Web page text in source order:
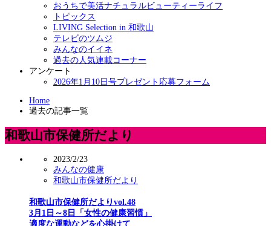
おうちで美活ナチュラルビューティーライフ
トピックス
LIVING Selection in 和歌山
テレビのツムジ
みんなのイイネ
過去の人気連載コーナー
アンケート
2026年1月10日号プレゼント応募フォーム
Home
過去の記事一覧
和歌山市保健所だより
2023/2/23
みんなの健康
和歌山市保健所だより
和歌山市保健所だよりvol.48
3月1日～8日「女性の健康習慣」
適度な運動などを心掛けて